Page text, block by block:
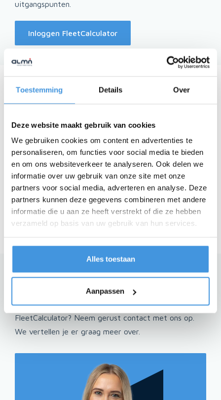
Toestemming Details Over
Deze website maakt gebruik van cookies
We gebruiken cookies om content en advertenties te
personaliseren, om functies voor social media te bieden
en om ons websiteverkeer te analyseren. Ook delen we
informatie over uw gebruik van onze site met onze
partners voor social media, adverteren en analyse. Deze
partners kunnen deze gegevens combineren met andere
informatie die u aan ze heeft verstrekt of die ze hebben
verzameld op basis van uw gebruik van hun services.
Alles toestaan
Aanpassen
uitgangspunten.
Inloggen FleetCalculator
Inloggen en
wachtwoord. Wachtwoord vergeten? Neem contact
op met je vaste contactpersoon dan wij helpen je
direct verder.
Is de FleetCalculator nog niet ingericht voor jouw
organisatie? Geen probleem: je contactpersoon zorgt
dat alles snel geregeld wordt.
Heb je nog vragen?
Enthousiast geworden of heb je vragen over de
FleetCalculator? Neem gerust contact met ons op.
We vertellen je er graag meer over.